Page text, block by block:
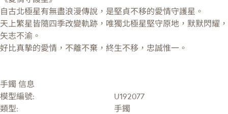
自古北極星有無盡浪漫傳說，是堅貞不移的愛情守護星。
天上繁星皆隨四季改變軌跡，唯獨北極星堅守原地，默默閃耀，
矢志不渝。
好比真摰的愛情，不離不棄，終生不移，忠誠惟一。
手鐲 信息
模型編號:
U192077
類型:
手鐲